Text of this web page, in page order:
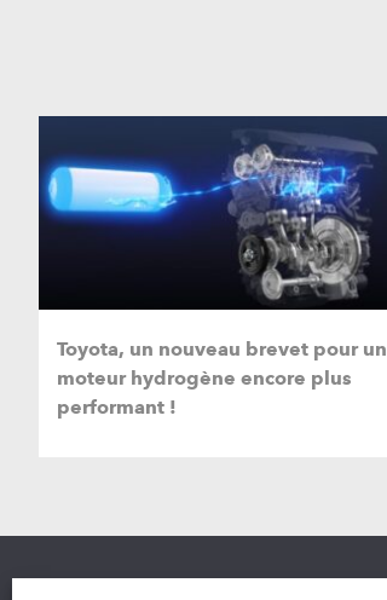
Toyota, un nouveau brevet pour un
moteur hydrogène encore plus
performant !